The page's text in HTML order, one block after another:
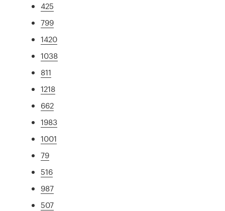
425
799
1420
1038
811
1218
662
1983
1001
79
516
987
507